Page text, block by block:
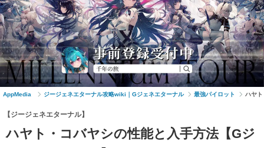
AppMedia ジージェネエターナル攻略wiki｜Gジェネエターナル 最強パイロット ハヤト
【ジージェネエターナル】
ハヤト・コバヤシの性能と入手方法【Gジ